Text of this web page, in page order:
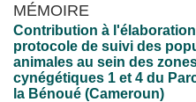
MÉMOIRE
Contribution à
protocole de suivi des
animales au sein des
cynégétiques 1 et 4 du
la Bénoué (Cameroun)